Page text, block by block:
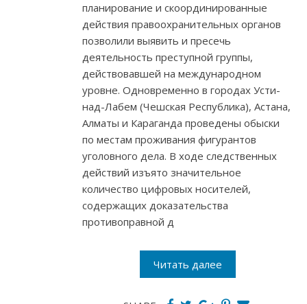
планирование и скоординированные
действия правоохранительных органов
позволили выявить и пресечь
деятельность преступной группы,
действовавшей на международном
уровне. Одновременно в городах Усти-
над-Лабем (Чешская Республика), Астана,
Алматы и Караганда проведены обыски
по местам проживания фигурантов
уголовного дела. В ходе следственных
действий изъято значительное
количество цифровых носителей,
содержащих доказательства
противоправной д
Читать далее